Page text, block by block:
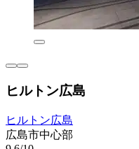
ヒルトン広島
ヒルトン広島
広島市中心部